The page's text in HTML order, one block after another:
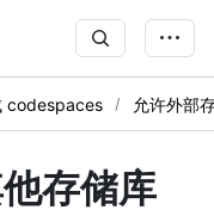
codespaces 允许外部
存储库